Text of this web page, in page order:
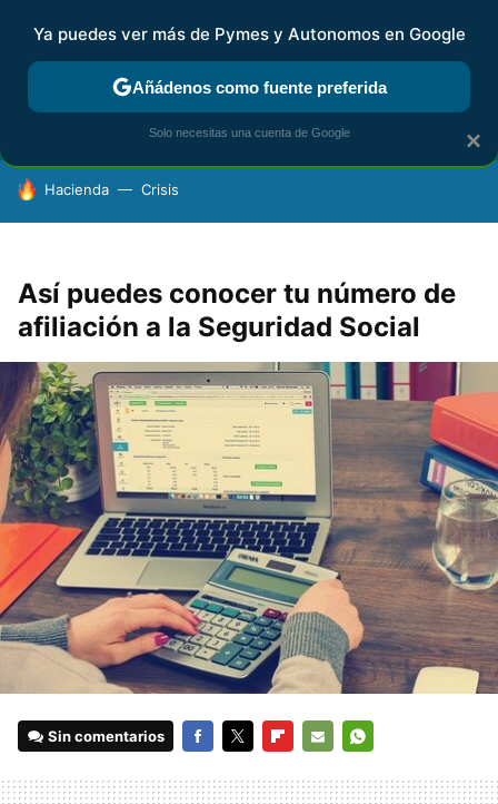
FISCALIDAD Y CONTABILIDAD KIT DIGITAL RENTA
HOY SE HABLA DE
Hacienda Crisis
Así puedes conocer tu número de
afiliación a la Seguridad Social
Sin comentarios
MAIL
×
Ya puedes ver más de Pymes y Autonomos en Google
Añádenos como fuente preferida
Solo necesitas una cuenta de Google